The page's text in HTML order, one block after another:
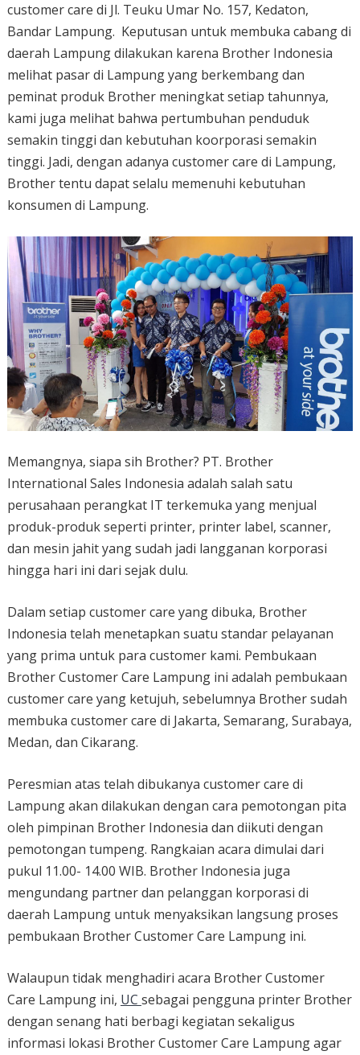
customer care di Jl. Teuku Umar No. 157, Kedaton,
Bandar Lampung. Keputusan untuk membuka cabang di
daerah Lampung dilakukan karena Brother Indonesia
melihat pasar di Lampung yang berkembang dan
peminat produk Brother meningkat setiap tahunnya,
kami juga melihat bahwa pertumbuhan penduduk
semakin tinggi dan kebutuhan koorporasi semakin
tinggi. Jadi, dengan adanya customer care di Lampung,
Brother tentu dapat selalu memenuhi kebutuhan
konsumen di Lampung.
Memangnya, siapa sih Brother? PT. Brother
International Sales Indonesia adalah salah satu
perusahaan perangkat IT terkemuka yang menjual
produk-produk seperti printer, printer label, scanner,
dan mesin jahit yang sudah jadi langganan korporasi
hingga hari ini dari sejak dulu.
Dalam setiap customer care yang dibuka, Brother
Indonesia telah menetapkan suatu standar pelayanan
yang prima untuk para customer kami. Pembukaan
Brother Customer Care Lampung ini adalah pembukaan
customer care yang ketujuh, sebelumnya Brother sudah
membuka customer care di Jakarta, Semarang, Surabaya,
Medan, dan Cikarang.
Peresmian atas telah dibukanya customer care di
Lampung akan dilakukan dengan cara pemotongan pita
oleh pimpinan Brother Indonesia dan diikuti dengan
pemotongan tumpeng. Rangkaian acara dimulai dari
pukul 11.00- 14.00 WIB. Brother Indonesia juga
mengundang partner dan pelanggan korporasi di
daerah Lampung untuk menyaksikan langsung proses
pembukaan Brother Customer Care Lampung ini.
Walaupun tidak menghadiri acara Brother Customer
Care Lampung ini, UC sebagai pengguna printer Brother
dengan senang hati berbagi kegiatan sekaligus
informasi lokasi Brother Customer Care Lampung agar